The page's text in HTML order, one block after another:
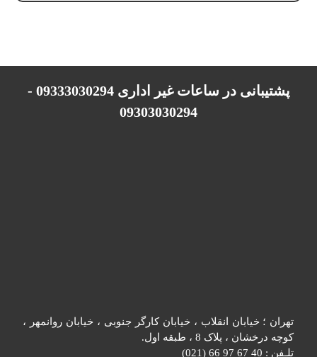
پشتیبانی در ساعات غیر اداری 09333030294 -
09303030294
تهران ؛ خیابان انقلاب ، خیابان کارگر جنوبی ، خیابان روانمهر ،
کوچه درخشان ، پلاک 8 ، طبقه اول.
تلـفن : 40 67 97 66 (021)